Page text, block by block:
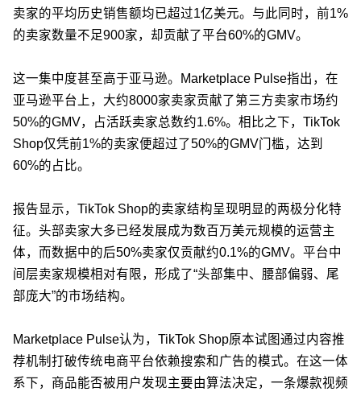
卖家的平均历史销售额均已超过1亿美元。与此同时，前1%
的卖家数量不足900家，却贡献了平台60%的GMV。
这一集中度甚至高于亚马逊。Marketplace Pulse指出，在
亚马逊平台上，大约8000家卖家贡献了第三方卖家市场约
50%的GMV，占活跃卖家总数约1.6%。相比之下，TikTok
Shop仅凭前1%的卖家便超过了50%的GMV门槛，达到
60%的占比。
报告显示，TikTok Shop的卖家结构呈现明显的两极分化特
征。头部卖家大多已经发展成为数百万美元规模的运营主
体，而数据中的后50%卖家仅贡献约0.1%的GMV。平台中
间层卖家规模相对有限，形成了“头部集中、腰部偏弱、尾
部庞大”的市场结构。
Marketplace Pulse认为，TikTok Shop原本试图通过内容推
荐机制打破传统电商平台依赖搜索和广告的模式。在这一体
系下，商品能否被用户发现主要由算法决定，一条爆款视频